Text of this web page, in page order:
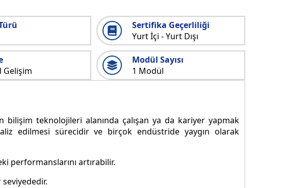
Sertifika Geçerliliği
Yurt İçi - Yurt Dışı
Gelişim
Modül Sayısı
1 Modül
teknolojileri alanında çalışan ya da kariyer yapmak
edilmesi sürecidir ve birçok endüstride yaygın olarak
performanslarını artırabilir.